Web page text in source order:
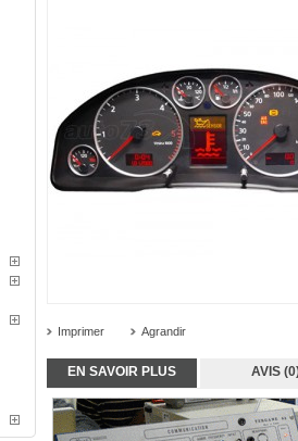
Imprimer Agrandir
EN SAVOIR PLUS AVIS